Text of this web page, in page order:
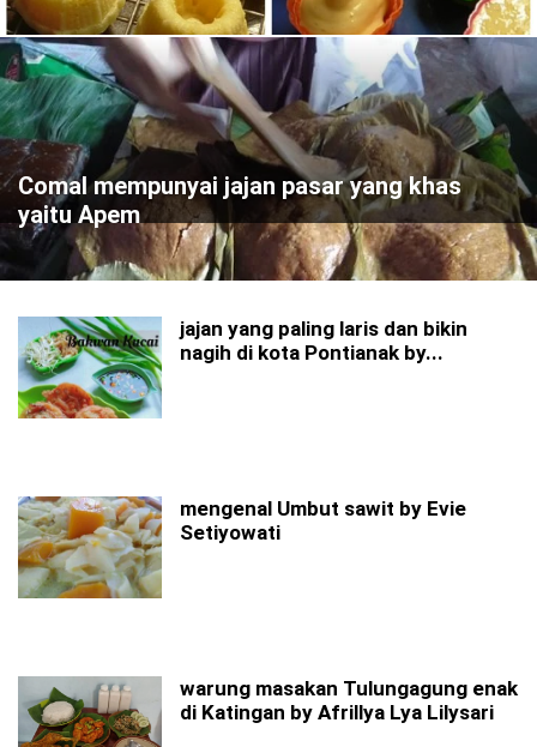
Comal mempunyai jajan pasar yang khas
yaitu Apem
jajan yang paling laris dan bikin
nagih di kota Pontianak by...
mengenal Umbut sawit by Evie
Setiyowati
warung masakan Tulungagung enak
di Katingan by Afrillya Lya Lilysari